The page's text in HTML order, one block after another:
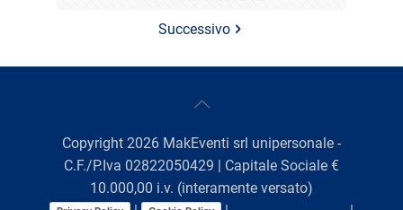
Successivo
Copyright 2026 MakEventi srl unipersonale -
C.F./P.Iva 02822050429 | Capitale Sociale €
10.000,00 i.v. (interamente versato)